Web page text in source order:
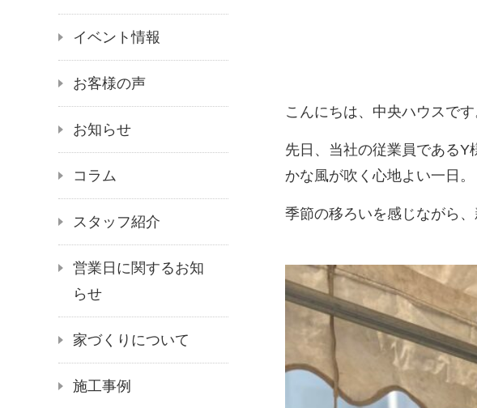
イベント情報
お客様の声
お知らせ
コラム
スタッフ紹介
営業日に関するお知
らせ
家づくりについて
施工事例
こんにちは、中央ハウスです
先日、当社の従業員である
かな風が吹く心地よい一日。
季節の移ろいを感じながら